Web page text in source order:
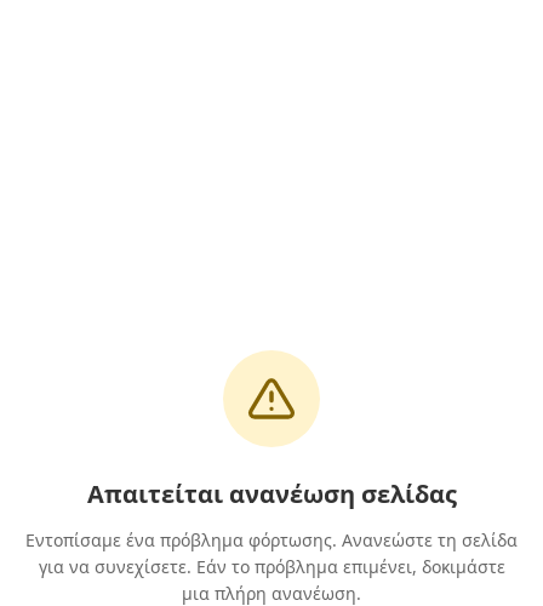
Απαιτείται ανανέωση σελίδας
Εντοπίσαμε ένα πρόβλημα φόρτωσης. Ανανεώστε τη σελίδα
για να συνεχίσετε. Εάν το πρόβλημα επιμένει, δοκιμάστε
μια πλήρη ανανέωση.